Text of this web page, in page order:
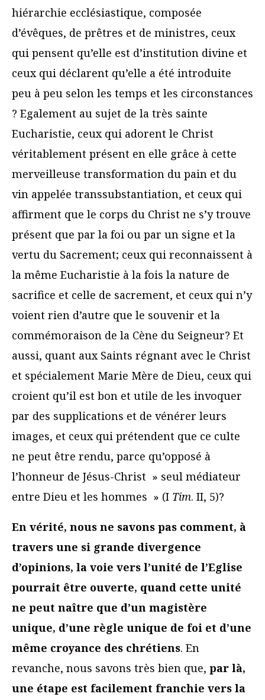
hiérarchie ecclésiastique, composée
d’évêques, de prêtres et de ministres, ceux
qui pensent qu’elle est d’institution divine et
ceux qui déclarent qu’elle a été introduite
peu à peu selon les temps et les circonstances
? Egalement au sujet de la très sainte
Eucharistie, ceux qui adorent le Christ
véritablement présent en elle grâce à cette
merveilleuse transformation du pain et du
vin appelée transsubstantiation, et ceux qui
affirment que le corps du Christ ne s’y trouve
présent que par la foi ou par un signe et la
vertu du Sacrement; ceux qui reconnaissent à
la même Eucharistie à la fois la nature de
sacrifice et celle de sacrement, et ceux qui n’y
voient rien d’autre que le souvenir et la
commémoraison de la Cène du Seigneur? Et
aussi, quant aux Saints régnant avec le Christ
et spécialement Marie Mère de Dieu, ceux qui
croient qu’il est bon et utile de les invoquer
par des supplications et de vénérer leurs
images, et ceux qui prétendent que ce culte
ne peut être rendu, parce qu’opposé à
l’honneur de Jésus-Christ » seul médiateur
entre Dieu et les hommes » (I Tim. II, 5)?
En vérité, nous ne savons pas comment, à
travers une si grande divergence
d’opinions, la voie vers l’unité de l’Eglise
pourrait être ouverte, quand cette unité
ne peut naître que d’un magistère
unique, d’une règle unique de foi et d’une
même croyance des chrétiens. En
revanche, nous savons très bien que, par là,
une étape est facilement franchie vers la